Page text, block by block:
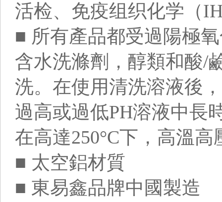
活检、免疫组织化学（
■ 所有產品都受過陽極
含水洗滌劑，醇類和酸/
洗。在使用清洗溶液後
過高或過低PH溶液中長
在高達250°C下，高溫高
■ 太空鋁材質
■ 東易鑫品牌中國製造